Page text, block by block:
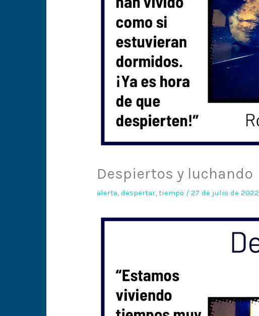
Despiertos y luchando
alerta,despertar,tiempo /27 de julio de 2022